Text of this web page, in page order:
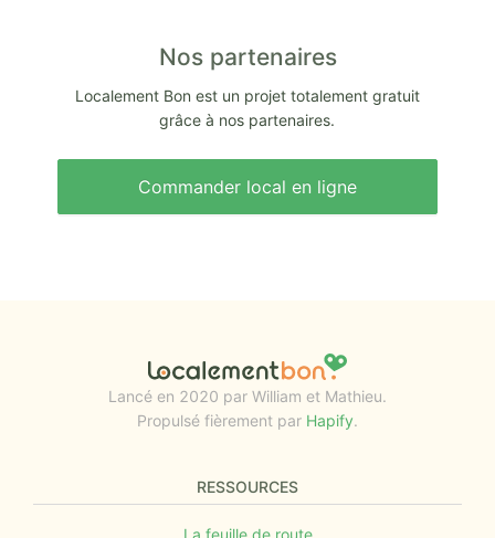
Nos partenaires
Localement Bon est un projet totalement gratuit
grâce à nos partenaires.
Commander local en ligne
Lancé en 2020 par William et Mathieu.
Propulsé fièrement par Hapify.
RESSOURCES
La feuille de route